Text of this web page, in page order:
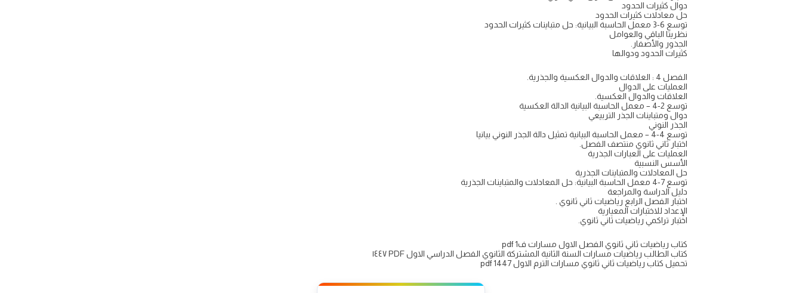
دوال كثيرات الحدود
حل معادلات كثيرات الحدود
توسع 6-3 معمل الحاسبة البيانية: حل متباينات كثيرات الحدود
نظريتا الباقي والعوامل
الجذور والأصفار.
كثيرات الحدود ودوالها
الفصل 4 : العلاقات والدوال العكسية والجذرية.
العمليات على الدوال
العلاقات والدوال العكسية.
توسع 2-4 – معمل الحاسبة البيانية الدالة العكسية
دوال ومتباينات الجذر التربيعي
الجذر النوني
توسع 4-4 – معمل الحاسبة البيانية تمثيل دالة الجذر النوني بيانيا
اختبار ثاني ثانوي منتصف الفصل.
العمليات على العبارات الجذرية
الأسس النسبية
حل المعادلات والمتباينات الجذرية
توسع 7-4 معمل الحاسبة البيانية: حل المعادلات والمتباينات الجذرية
دليل الدراسة والمراجعة
اختبار الفصل الرابع رياضيات ثاني ثانوي .
الإعداد للاختبارات المعيارية
اختبار تراكمي رياضيات ثاني ثانوي.
كتاب رياضيات ثاني ثانوي الفصل الاول مسارات ف1 pdf
كتاب الطالب رياضيات مسارات السنة الثانية المشتركة الثانوي الفصل الدراسي الاول PDF ١٤٤٧
تحميل كتاب رياضيات ثاني ثانوي مسارات الترم الاول 1447 pdf